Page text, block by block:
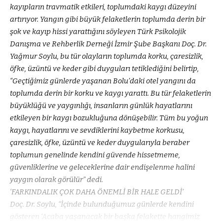
kayıpların travmatik etkileri, toplumdaki kaygı düzeyini
artırıyor. Yangın gibi büyük felaketlerin toplumda derin bir
şok ve kayıp hissi yarattığını söyleyen Türk Psikolojik
Danışma ve Rehberlik Derneği İzmir Şube Başkanı Doç. Dr.
Yağmur Soylu, bu tür olayların toplumda korku, çaresizlik,
öfke, üzüntü ve keder gibi duyguları tetiklediğini belirtip,
“Geçtiğimiz günlerde yaşanan Bolu’daki otel yangını da
toplumda derin bir korku ve kaygı yarattı. Bu tür felaketlerin
büyüklüğü ve yaygınlığı, insanların günlük hayatlarını
etkileyen bir kaygı bozukluğuna dönüşebilir. Tüm bu yoğun
kaygı, hayatlarını ve sevdiklerini kaybetme korkusu,
çaresizlik, öfke, üzüntü ve keder duygularıyla beraber
toplumun genelinde kendini güvende hissetmeme,
güvenliklerine ve geleceklerine dair endişelenme halini
yaygın olarak görülür” dedi.
‘FARKINDALIK ÇOK DAHA ÖNEMLİ BİR HALE GELDİ’
Doç. Dr. Soylu, “İçinde bulunduğumuz günlerde kendini
gösteren ‘Acaba yaşanacak bir başka felakette hangimiz